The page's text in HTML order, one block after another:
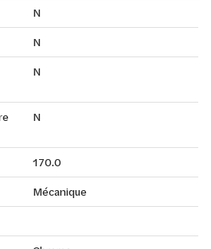
N
N
N
N
170.0
Mécanique